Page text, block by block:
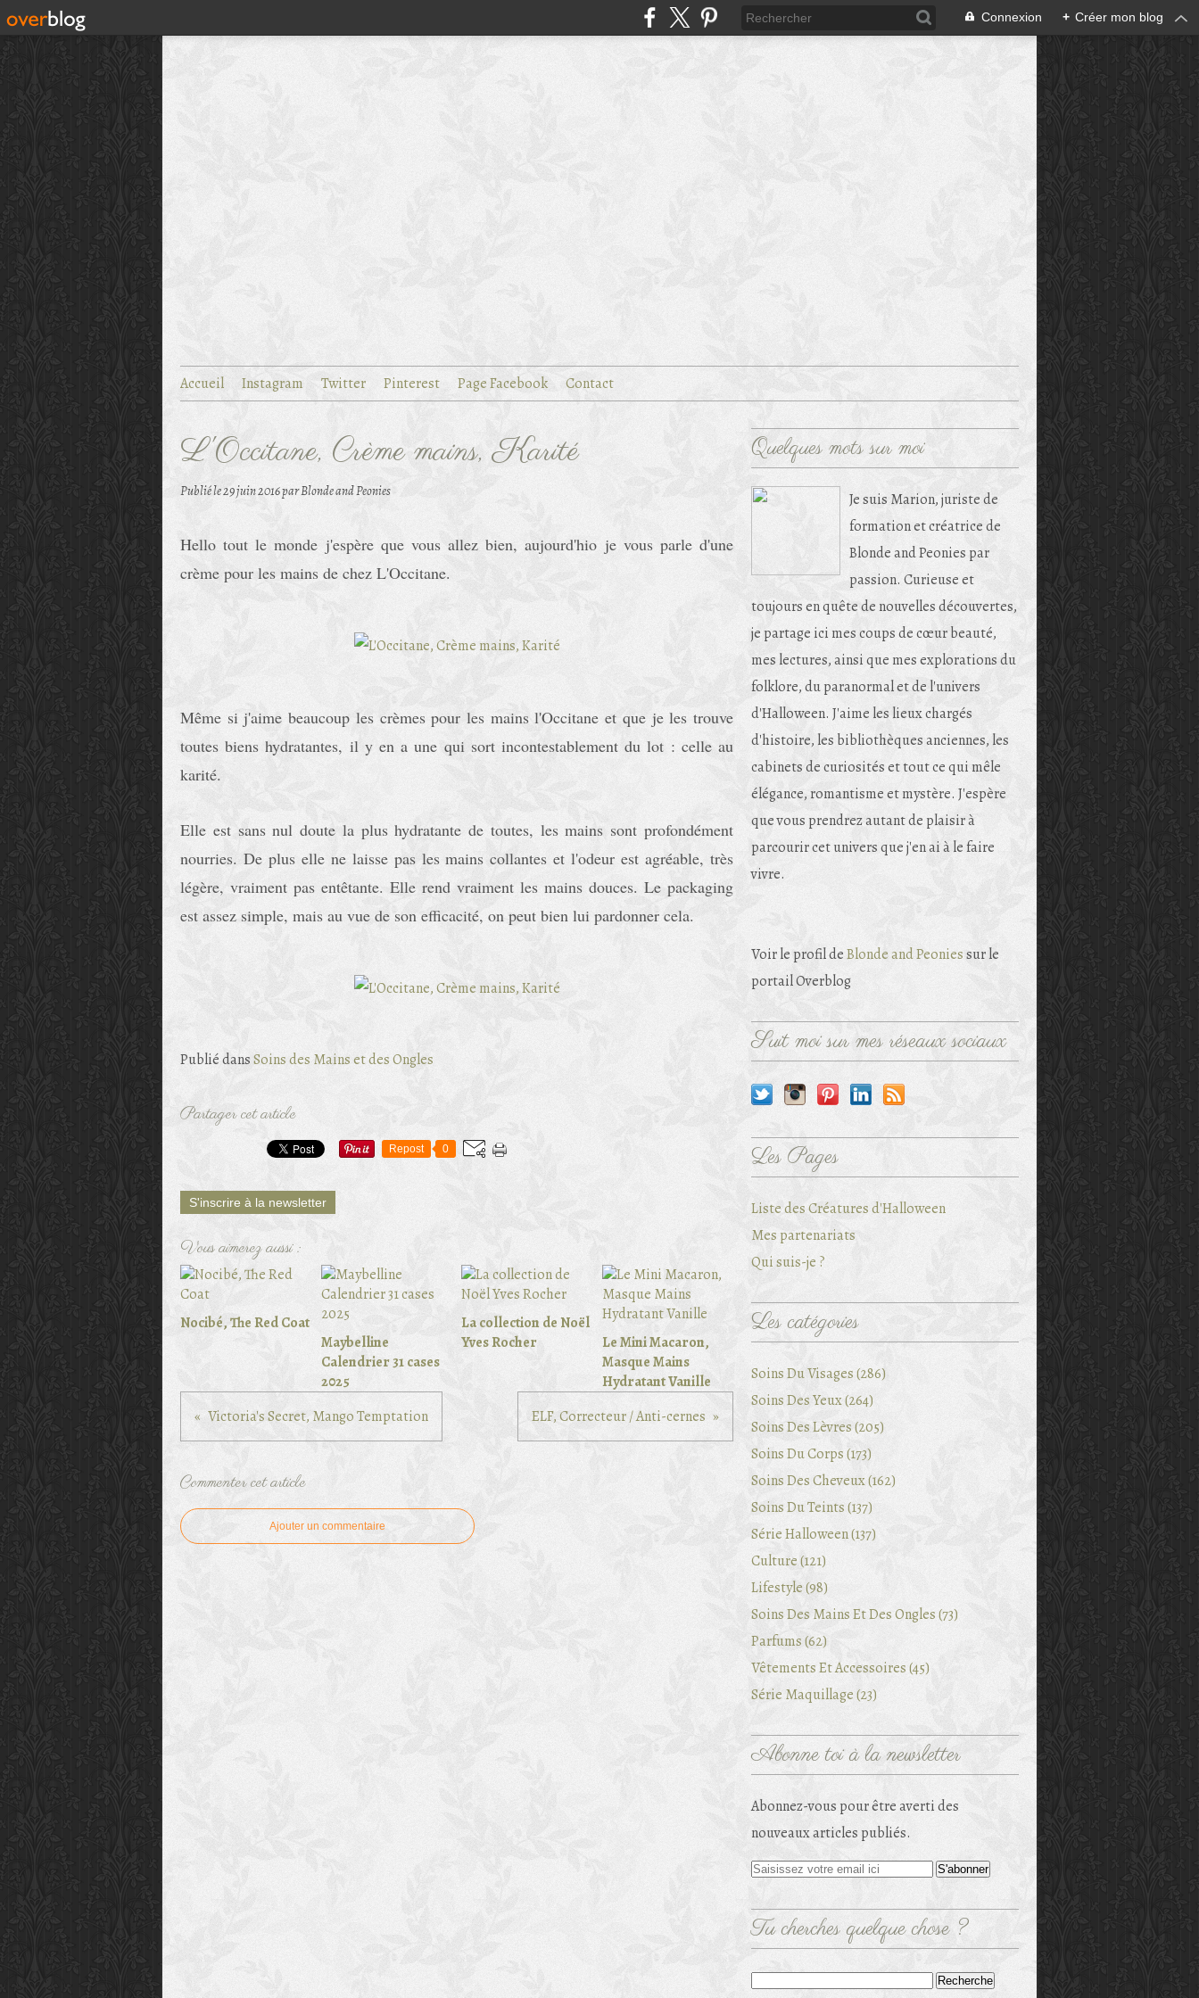
Connexion + Créer mon blog
Accueil Instagram Twitter Pinterest Page Facebook Contact
L'Occitane, Crème mains, Karité
Publié le29 juin 2016par Blonde and Peonies
Hello tout le monde j'espère que vous allez bien, aujourd'hio je vous parle d'une
crème pour les mains de chez L'Occitane.
Même si j'aime beaucoup les crèmes pour les mains l'Occitane et que je les trouve
toutes biens hydratantes, il y en a une qui sort incontestablement du lot : celle au
karité.
Elle est sans nul doute la plus hydratante de toutes, les mains sont profondément
nourries. De plus elle ne laisse pas les mains collantes et l'odeur est agréable, très
légère, vraiment pas entêtante. Elle rend vraiment les mains douces. Le packaging
est assez simple, mais au vue de son efficacité, on peut bien lui pardonner cela.
Publié dansSoins des Mains et des Ongles
Partager cet article
Repost 0
S'inscrire à la newsletter
Vous aimerez aussi :
Nocibé, The Red Coat
Maybelline
Calendrier 31 cases
2025
La collection de Noël
Yves Rocher
Le Mini Macaron,
Masque Mains
Hydratant Vanille
Victoria's Secret, Mango Temptation
ELF, Correcteur / Anti-cernes
Commenter cet article
Ajouter un commentaire
Quelques mots sur moi
Je suis Marion, juriste de
formation et créatrice de
Blonde and Peonies par
passion. Curieuse et
toujours en quête de nouvelles découvertes,
je partage ici mes coups de cœur beauté,
mes lectures, ainsi que mes explorations du
folklore, du paranormal et de l'univers
d'Halloween. J'aime les lieux chargés
d'histoire, les bibliothèques anciennes, les
cabinets de curiosités et tout ce qui mêle
élégance, romantisme et mystère. J'espère
que vous prendrez autant de plaisir à
parcourir cet univers que j'en ai à le faire
vivre.
Voir le profil deBlonde and Peoniessur le
portail Overblog
Suit moi sur mes réseaux sociaux
Les Pages
Liste des Créatures d'Halloween
Mes partenariats
Qui suis-je ?
Les catégories
Soins Du Visages (286)
Soins Des Yeux (264)
Soins Des Lèvres (205)
Soins Du Corps (173)
Soins Des Cheveux (162)
Soins Du Teints (137)
Série Halloween (137)
Culture (121)
Lifestyle (98)
Soins Des Mains Et Des Ongles (73)
Parfums (62)
Vêtements Et Accessoires (45)
Série Maquillage (23)
Abonne toi à la newsletter
Abonnez-vous pour être averti des
nouveaux articles publiés.
Tu cherches quelque chose ?